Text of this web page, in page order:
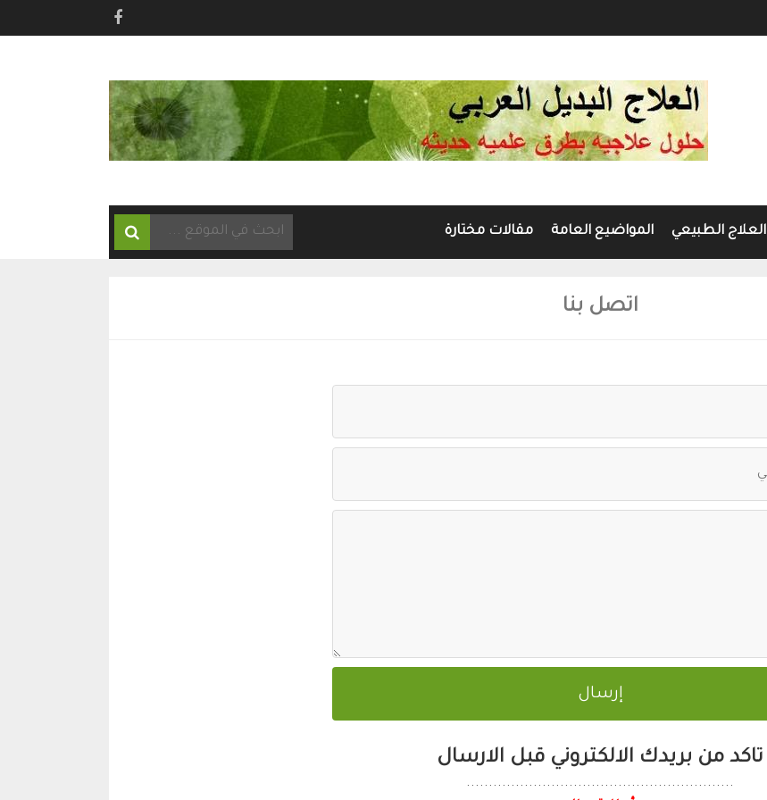
العلاج الطبيعي المواضيع العامة مقالات مختارة
اتصل بنا
تاكد من بريدك الالكتروني قبل الارسال
............................................................